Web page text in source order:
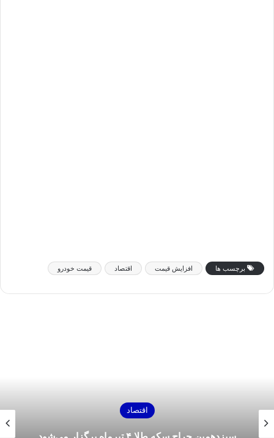
برچسب ها افزایش قیمت اقتصاد قیمت خودرو
اقتصاد